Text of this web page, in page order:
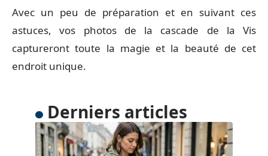
Avec un peu de préparation et en suivant ces
astuces, vos photos de la cascade de la Vis
captureront toute la magie et la beauté de cet
endroit unique.
Derniers articles